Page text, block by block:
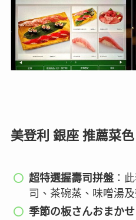
美登利 銀座 推薦菜色
超特選握壽司拼盤 ：
司、茶碗蒸、味噌湯
季節の板さんおまか